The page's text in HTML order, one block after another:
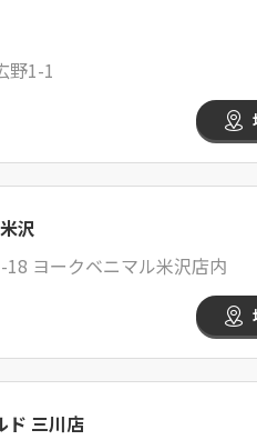
野1-1
沢
ヨークベニマル米沢店内
ド 三川店